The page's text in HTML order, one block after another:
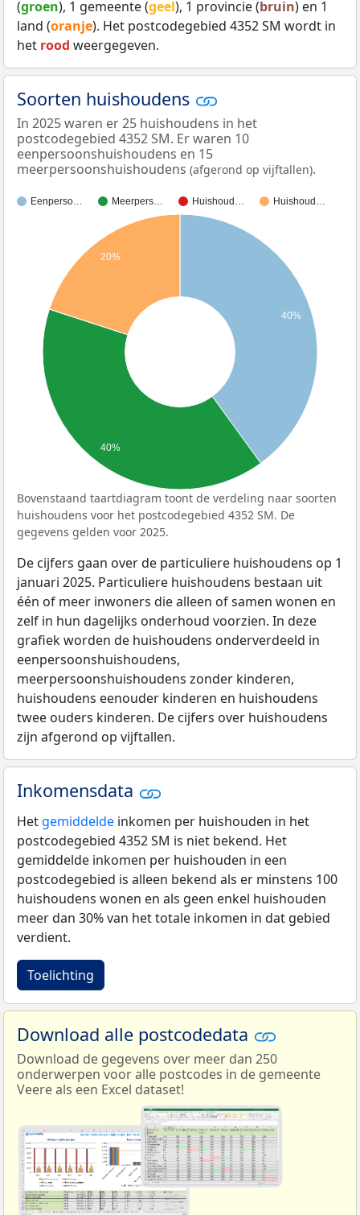
(groen), 1 gemeente (geel), 1 provincie (bruin) en 1
land (oranje). Het postcodegebied 4352 SM wordt in
het rood weergegeven.
Soorten huishoudens
In 2025 waren er 25 huishoudens in het
postcodegebied 4352 SM. Er waren 10
eenpersoonshuishoudens en 15
meerpersoonshuishoudens (afgerond op vijftallen).
Eenperso… Meerpers… Huishoud… Huishoud…
40%
20%
40%
Bovenstaand taartdiagram toont de verdeling naar soorten
huishoudens voor het postcodegebied 4352 SM. De
gegevens gelden voor 2025.
De cijfers gaan over de particuliere huishoudens op 1
januari 2025. Particuliere huishoudens bestaan uit
één of meer inwoners die alleen of samen wonen en
zelf in hun dagelijks onderhoud voorzien. In deze
grafiek worden de huishoudens onderverdeeld in
eenpersoonshuishoudens,
meerpersoonshuishoudens zonder kinderen,
huishoudens eenouder kinderen en huishoudens
twee ouders kinderen. De cijfers over huishoudens
zijn afgerond op vijftallen.
Inkomensdata
Het gemiddelde inkomen per huishouden in het
postcodegebied 4352 SM is niet bekend. Het
gemiddelde inkomen per huishouden in een
postcodegebied is alleen bekend als er minstens 100
huishoudens wonen en als geen enkel huishouden
meer dan 30% van het totale inkomen in dat gebied
verdient.
Toelichting
Download alle postcodedata
Download de gegevens over meer dan 250
onderwerpen voor alle postcodes in de gemeente
Veere als een Excel dataset!